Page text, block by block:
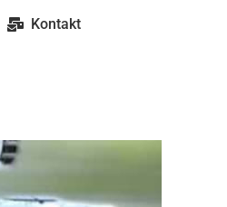
Kontakt